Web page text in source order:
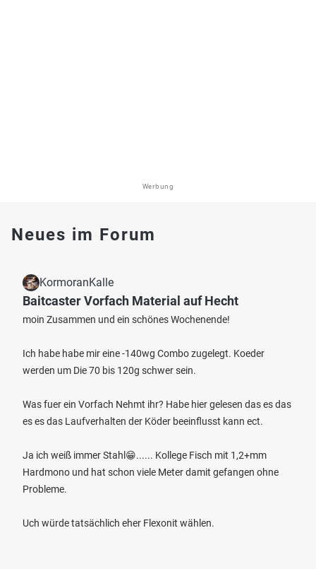
Werbung
Neues im Forum
KormoranKalle
Baitcaster Vorfach Material auf Hecht
moin Zusammen und ein schönes Wochenende!
Ich habe habe mir eine -140wg Combo zugelegt. Koeder
werden um Die 70 bis 120g schwer sein.
Was fuer ein Vorfach Nehmt ihr? Habe hier gelesen das es das
es es das Laufverhalten der Köder beeinflusst kann ect.
Ja ich weiß immer Stahl😁...... Kollege Fisch mit 1,2+mm
Hardmono und hat schon viele Meter damit gefangen ohne
Probleme.
Uch würde tatsächlich eher Flexonit wählen.